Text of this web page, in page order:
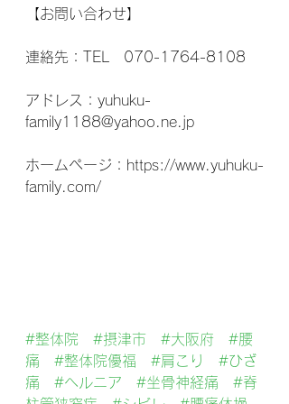
【お問い合わせ】
連絡先：TEL　070-1764-8108
アドレス：yuhuku-
family1188@yahoo.ne.jp
ホームページ：https://www.yuhuku-
family.com/
#整体院 #摂津市 #大阪府
#腰
痛
#整体院優福 #肩こり
#ひざ
痛
#ヘルニア #坐骨神経痛
#脊